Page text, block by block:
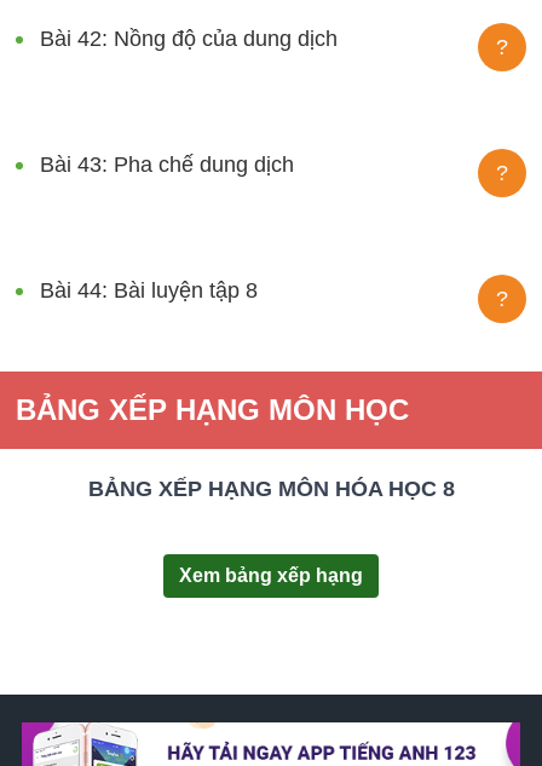
Bài 42: Nồng độ của dung dịch ?
Bài 43: Pha chế dung dịch ?
Bài 44: Bài luyện tập 8 ?
BẢNG XẾP HẠNG MÔN HỌC
BẢNG XẾP HẠNG MÔN HÓA HỌC 8
Xem bảng xếp hạng